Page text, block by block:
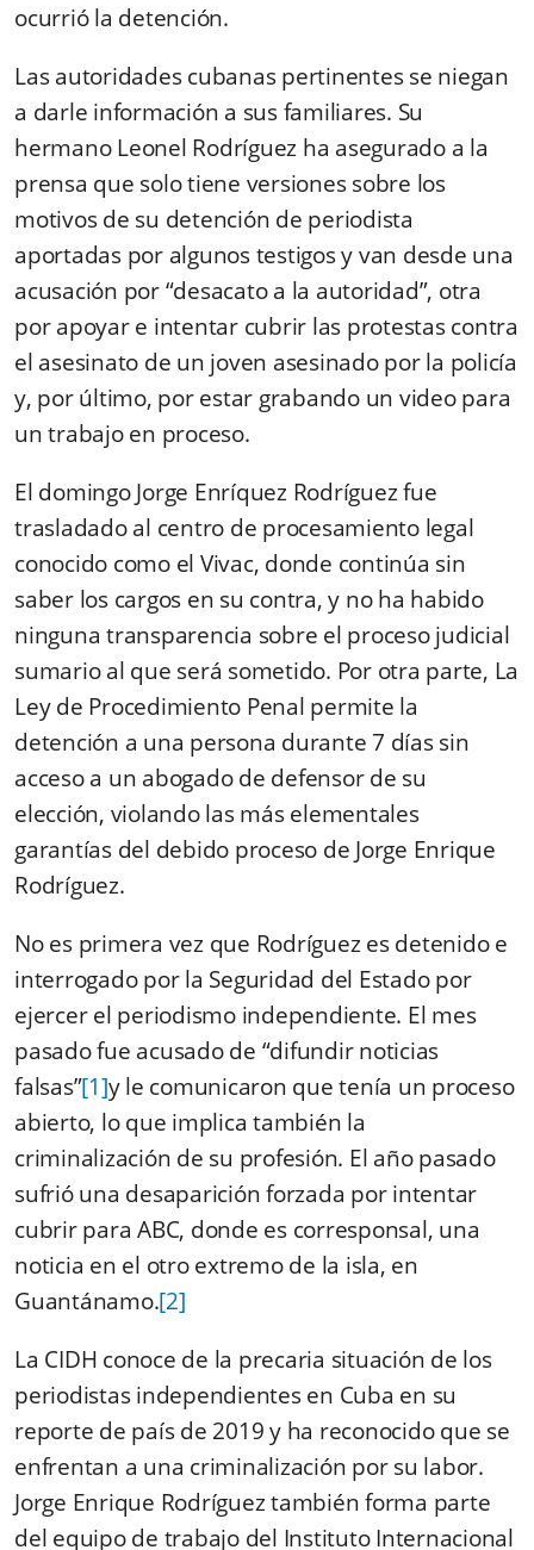
ocurrió la detención.
Las autoridades cubanas pertinentes se niegan
a darle información a sus familiares. Su
hermano Leonel Rodríguez ha asegurado a la
prensa que solo tiene versiones sobre los
motivos de su detención de periodista
aportadas por algunos testigos y van desde una
acusación por “desacato a la autoridad”, otra
por apoyar e intentar cubrir las protestas contra
el asesinato de un joven asesinado por la policía
y, por último, por estar grabando un video para
un trabajo en proceso.
El domingo Jorge Enríquez Rodríguez fue
trasladado al centro de procesamiento legal
conocido como el Vivac, donde continúa sin
saber los cargos en su contra, y no ha habido
ninguna transparencia sobre el proceso judicial
sumario al que será sometido. Por otra parte, La
Ley de Procedimiento Penal permite la
detención a una persona durante 7 días sin
acceso a un abogado de defensor de su
elección, violando las más elementales
garantías del debido proceso de Jorge Enrique
Rodríguez.
No es primera vez que Rodríguez es detenido e
interrogado por la Seguridad del Estado por
ejercer el periodismo independiente. El mes
pasado fue acusado de “difundir noticias
falsas”[1]y le comunicaron que tenía un proceso
abierto, lo que implica también la
criminalización de su profesión. El año pasado
sufrió una desaparición forzada por intentar
cubrir para ABC, donde es corresponsal, una
noticia en el otro extremo de la isla, en
Guantánamo.[2]
La CIDH conoce de la precaria situación de los
periodistas independientes en Cuba en su
reporte de país de 2019 y ha reconocido que se
enfrentan a una criminalización por su labor.
Jorge Enrique Rodríguez también forma parte
del equipo de trabajo del Instituto Internacional